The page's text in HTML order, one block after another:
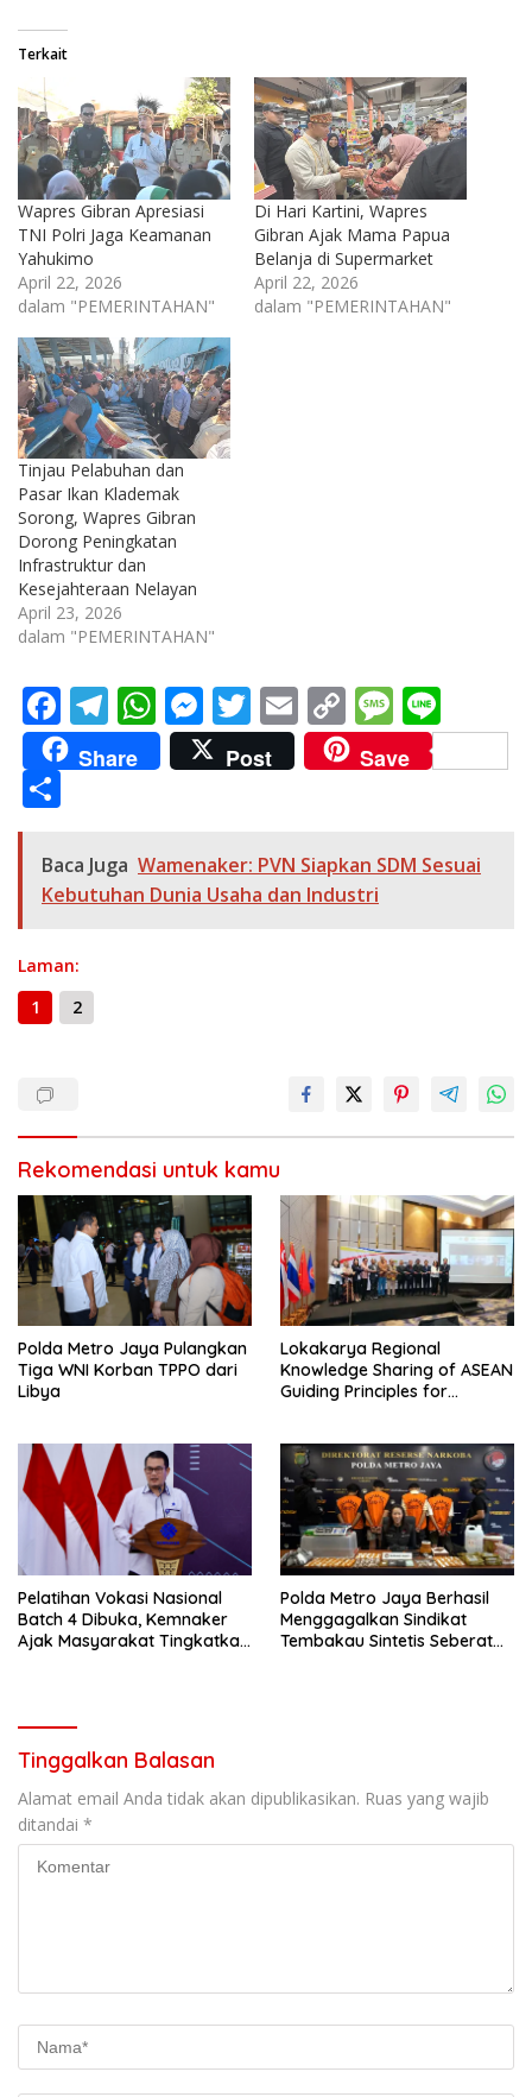
Terkait
Wapres Gibran Apresiasi
TNI Polri Jaga Keamanan
Yahukimo
April 22, 2026
dalam "PEMERINTAHAN"
Di Hari Kartini, Wapres
Gibran Ajak Mama Papua
Belanja di Supermarket
April 22, 2026
dalam "PEMERINTAHAN"
Tinjau Pelabuhan dan
Pasar Ikan Klademak
Sorong, Wapres Gibran
Dorong Peningkatan
Infrastruktur dan
Kesejahteraan Nelayan
April 23, 2026
dalam "PEMERINTAHAN"
F
ac
e
o
o
T
el
e
a
m
W
h
at
A
p
M
e
ss
n
g
T
w
itt
E
m
ai
C
o
p
Li
n
M
e
ss
g
n
e
Share Post Save
ar
e
Baca Juga Wamenaker: PVN Siapkan SDM Sesuai
Kebutuhan Dunia Usaha dan Industri
Laman:
1
2
Rekomendasi untuk kamu
Polda Metro Jaya Pulangkan
Tiga WNI Korban TPPO dari
Libya
Lokakarya Regional
Knowledge Sharing of ASEAN
Guiding Principles for
Pelatihan Vokasi Nasional
Batch 4 Dibuka, Kemnaker
Ajak Masyarakat Tingkatkan
Polda Metro Jaya Berhasil
Menggagalkan Sindikat
Tembakau Sintetis Seberat
Tinggalkan Balasan
Alamat email Anda tidak akan dipublikasikan. Ruas yang wajib
ditandai *